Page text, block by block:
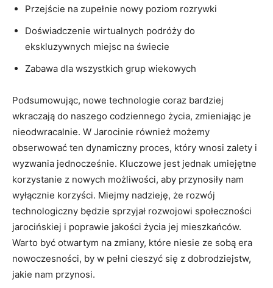
Przejście na zupełnie nowy poziom⁣ rozrywki
Doświadczenie wirtualnych podróży do
ekskluzywnych miejsc na‌ świecie
Zabawa ‌dla wszystkich grup wiekowych
Podsumowując, nowe technologie coraz‌ bardziej⁣
wkraczają do naszego codziennego życia, zmieniając je
nieodwracalnie. W​ Jarocinie również możemy
obserwować ten dynamiczny proces, który wnosi zalety i
wyzwania jednocześnie. Kluczowe jest jednak ⁤umiejętne
korzystanie z nowych możliwości, aby przynosiły ⁢nam
wyłącznie korzyści. Miejmy nadzieję, że rozwój
technologiczny będzie sprzyjał rozwojowi społeczności
jarocińskiej i poprawie jakości​ życia jej‍ mieszkańców. ​
Warto być‌ otwartym na ⁤zmiany, które niesie ze sobą‍ era
nowoczesności, by ‍w pełni cieszyć się‍ z dobrodziejstw,
jakie nam przynosi.